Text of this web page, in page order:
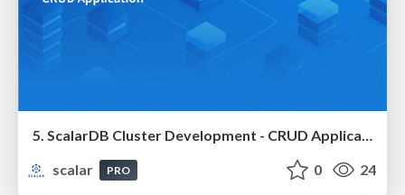
scalar
PRO 0 24